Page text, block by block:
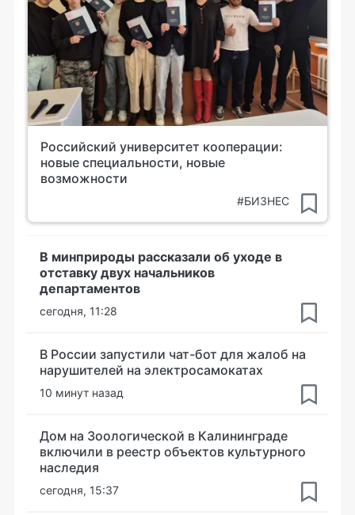
Российский университет кооперации:
новые специальности, новые
возможности
#БИЗНЕС
В минприроды рассказали об уходе в
отставку двух начальников
департаментов
сегодня, 11:28
В России запустили чат-бот для жалоб на
нарушителей на электросамокатах
10 минут назад
Дом на Зоологической в Калининграде
включили в реестр объектов культурного
наследия
сегодня, 15:37